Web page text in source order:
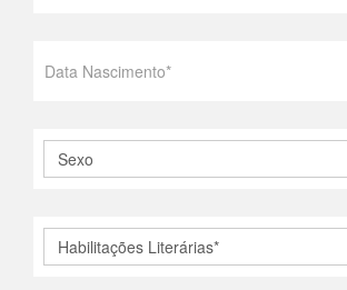
Sexo
Habilitações Literárias*